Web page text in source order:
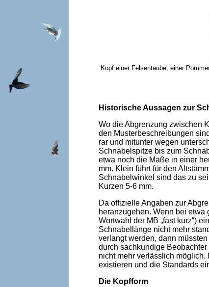
Kopf einer Felsentaube, einer
Historische Aussagen zur
Wo die Abgrenzung zwischen
den Musterbeschreibungen
rar und mitunter wegen
Schnabelspitze bis zum
etwa noch die Maße in einer
mm. Klein führt für den
Schnabelwinkel sind das zu
Kurzen 5-6 mm.
Da offizielle Angaben zur
heranzugehen. Wenn bei
Wortwahl der MB „fast kurz“)
Schnabellänge nicht mehr
verlangt werden, dann
durch sachkundige
nicht mehr verlässlich
existieren und die Standards
Die Kopfform